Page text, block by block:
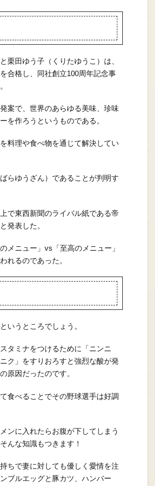
栗田ゆう子（くりたゆうこ）は、
合格し、同社創立100周年記念事
案で、世界のあらゆる美味、珍味
を作ろうというものである。
料理や食べ物を通じて解決してい
らゆうざん）であることが判明す
で東西新聞のライバル紙である帝
発表した。
メニュー」vs「至高のメニュー」
れるのであった。
いうところでしょう。
タミナをつけるために「ニンニ
ク」をすりおろすと強烈な酸が発
原因だったのです。
食べることでその野球選手は好調
ンに入れたらお腹が下してしまう
んな知識もつきます！
ちで妻に対しても優しく愛情を注
ブルエッグと豚カツ、ハンバー